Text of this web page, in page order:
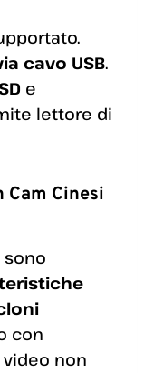
cavo USB.
e
lettore di
Cam Cinesi
sono
con
non